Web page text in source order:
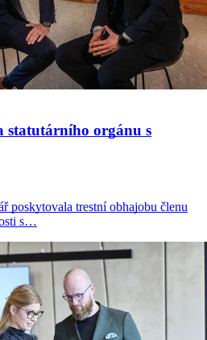
statutárního orgánu s
poskytovala trestní obhajobu členu
s…